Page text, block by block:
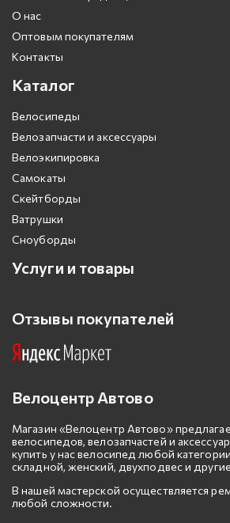
О нас
Оптовым покупателям
Контакты
Каталог
Велосипеды
Велозапчасти и аксессуары
Велоэкипировка
Самокаты
Скейтборды
Ватрушки
Сноуборды
Услуги и товары
Отзывы покупателей
Велоцентр Автово
Магазин «Велоцентр Автово»
велосипедов, велозапчастей и
купить у нас велосипед любой
складной, женский, двухподвес и
В нашей мастерской осуществляется
любой сложности.